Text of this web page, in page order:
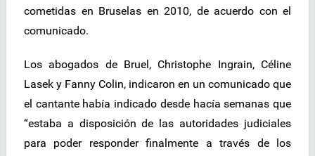
cometidas en Bruselas en 2010, de acuerdo con el
comunicado.
Los abogados de Bruel, Christophe Ingrain, Céline
Lasek y Fanny Colin, indicaron en un comunicado que
el cantante había indicado desde hacía semanas que
“estaba a disposición de las autoridades judiciales
para poder responder finalmente a través de los